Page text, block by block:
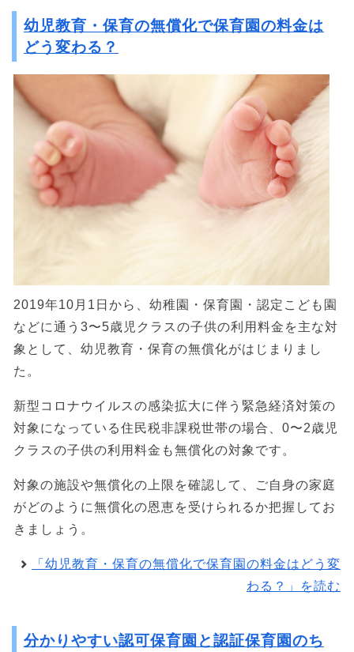
幼児教育・保育の無償化で保育園の料金は
どう変わる？
2019年10月1日から、幼稚園・保育園・認定こども園
などに通う3〜5歳児クラスの子供の利用料金を主な対
象として、幼児教育・保育の無償化がはじまりまし
た。
新型コロナウイルスの感染拡大に伴う緊急経済対策の
対象になっている住民税非課税世帯の場合、0〜2歳児
クラスの子供の利用料金も無償化の対象です。
対象の施設や無償化の上限を確認して、ご自身の家庭
がどのように無償化の恩恵を受けられるか把握してお
きましょう。
「幼児教育・保育の無償化で保育園の料金はどう変
わる？」を読む
分かりやすい認可保育園と認証保育園のち